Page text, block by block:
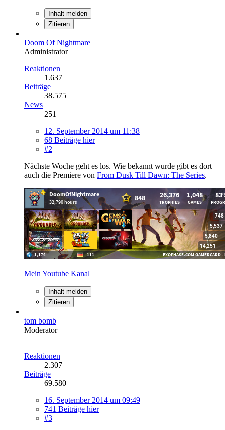
Inhalt melden
Zitieren
Doom Of Nightmare
Administrator
Reaktionen
1.637
Beiträge
38.575
News
251
12. September 2014 um 11:38
68 Beiträge hier
#2
Nächste Woche geht es los. Wie bekannt wurde gibt es dort
auch die Premiere von From Dusk Till Dawn: The Series.
Mein Youtube Kanal
Inhalt melden
Zitieren
tom bomb
Moderator
Reaktionen
2.307
Beiträge
69.580
16. September 2014 um 09:49
741 Beiträge hier
#3